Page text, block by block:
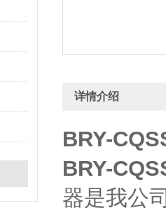
详情介绍
BRY-
BRY-
器是我公